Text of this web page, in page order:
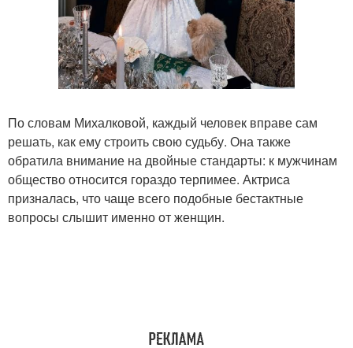
По словам Михалковой, каждый человек вправе сам
решать, как ему строить свою судьбу. Она также
обратила внимание на двойные стандарты: к мужчинам
общество относится гораздо терпимее. Актриса
призналась, что чаще всего подобные бестактные
вопросы слышит именно от женщин.